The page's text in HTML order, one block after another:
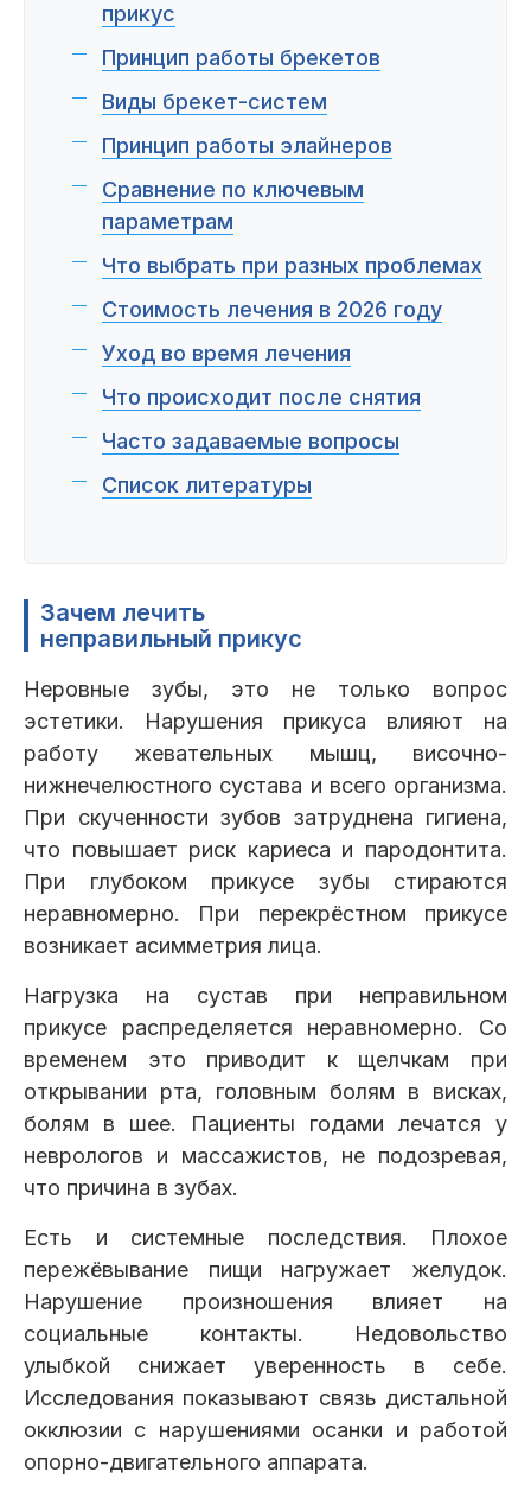
Вопросы и ответы
Гарантии Информация О компании
Сотрудники Контакты
прикус
Принцип работы брекетов
Виды брекет-систем
Принцип работы элайнеров
Сравнение по ключевым
параметрам
Что выбрать при разных проблемах
Стоимость лечения в 2026 году
Уход во время лечения
Что происходит после снятия
Часто задаваемые вопросы
Список литературы
Зачем лечить
неправильный прикус
Неровные зубы, это не только вопрос
эстетики. Нарушения прикуса влияют на
работу жевательных мышц, височно-
нижнечелюстного сустава и всего организма.
При скученности зубов затруднена гигиена,
что повышает риск кариеса и пародонтита.
При глубоком прикусе зубы стираются
неравномерно. При перекрёстном прикусе
возникает асимметрия лица.
Нагрузка на сустав при неправильном
прикусе распределяется неравномерно. Со
временем это приводит к щелчкам при
открывании рта, головным болям в висках,
болям в шее. Пациенты годами лечатся у
неврологов и массажистов, не подозревая,
что причина в зубах.
Есть и системные последствия. Плохое
пережёвывание пищи нагружает желудок.
Нарушение произношения влияет на
социальные контакты. Недовольство
улыбкой снижает уверенность в себе.
Исследования показывают связь дистальной
окклюзии с нарушениями осанки и работой
опорно-двигательного аппарата.